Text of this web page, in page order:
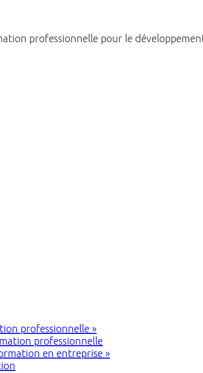
professionnelle pour le
professionnelle »
professionnelle
en entreprise »